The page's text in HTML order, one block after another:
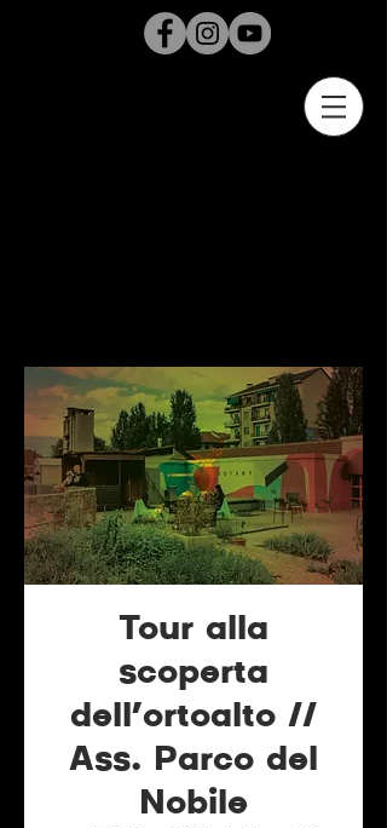
Tour alla
scoperta
dell’ortoalto //
Ass. Parco del
Nobile